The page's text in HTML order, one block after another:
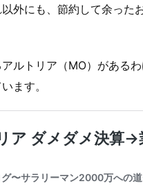
外にも、節約して余った
ルトリア（MO）がある
ます。